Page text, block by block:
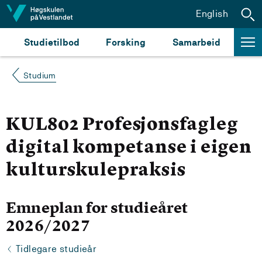
Hopp til innhald
Studietilbod Forsking Samarbeid
English
Studium
KUL802 Profesjonsfagleg
digital kompetanse i eigen
kulturskulepraksis
Emneplan for studieåret
2026/2027
Tidlegare studieår